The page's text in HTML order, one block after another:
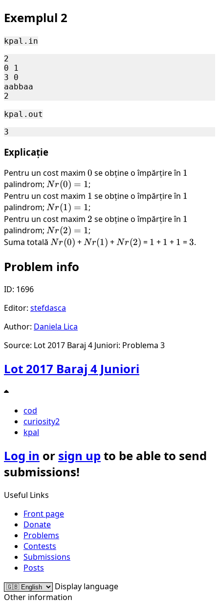
Exemplul 2
kpal.in
2
0 1
3 0
aabbaa
kpal.out
Explicație
Pentru un cost maxim 0
0 se obține o împărțire în 1
1
palindrom; Nr(0)
= 1
Nr(0) = 1;
Pentru un cost maxim 1
1 se obține o împărțire în 1
1
palindrom; Nr(1)
= 1
Nr(1) = 1;
Pentru un cost maxim 2
2 se obține o împărțire în 1
1
palindrom; Nr(2)
= 1
Nr(2) = 1;
Suma totală Nr(0)
Nr(0) +Nr(1)
Nr(1) +Nr(2)
Nr(2) = 1
1 + 1
1 + 1
1 =3
3.
Problem info
ID: 1696
Editor: stefdasca
Author: Daniela Lica
Source: Lot 2017 Baraj 4 Juniori: Problema 3
Lot 2017 Baraj 4 Juniori
cod
curiosity2
kpal
Log in or sign upto be able to send
submissions!
Useful Links
Front page
Donate
Problems
Contests
Submissions
Posts
Display language
Other information